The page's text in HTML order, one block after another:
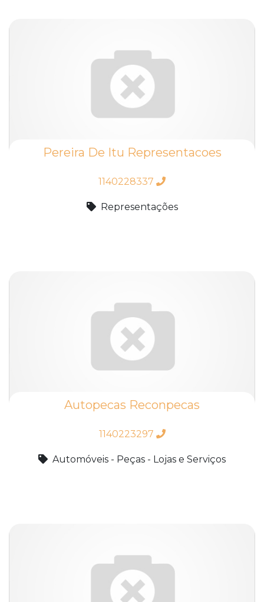
Pereira De Itu Representacoes
1140228337
Representações
Autopecas Reconpecas
1140223297
Automóveis - Peças - Lojas e Serviços